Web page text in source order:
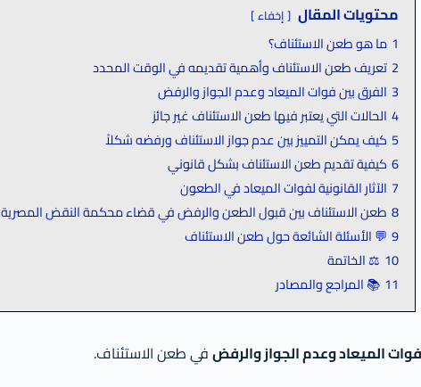
محتويات المقال إخفاء
1 ما هو طعن الاستئناف؟
2 تعريف طعن الاستئناف وأهمية تقديمه في الوقت المحدد
3 الفرق بين فوات الميعاد وعدم الجواز والرفض
4 الحالات التي يعتبر فيها طعن الاستئناف غير جائز
5 كيف يمكن التمييز بين عدم جواز الاستئناف ورفضه شكلاً
6 كيفية تقديم طعن الاستئناف بشكل قانوني
7 الآثار القانونية لفوات الميعاد في الطعون
8 طعن الاستئناف بين قبول الطعن والرفض في قضاء محكمة النقض المصرية
9 💬 الأسئلة الشائعة حول طعن الاستئناف
10 ⚖️ الخاتمة
11 📚 المراجع والمصادر
الميعاد وعدم الجواز والرفضفي طعن الاستئناف.